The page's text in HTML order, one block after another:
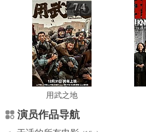
7.4
用武之地
演员作品导航